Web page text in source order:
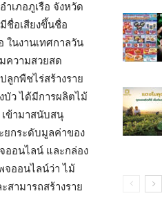
เภอภูเรือ จังหวัด
ชื่อเสียงขึ้นชื่อ
ในงานเทศกาลวัน
ความสวยสด
กพืชไร่สร้างราย
ว ได้มีการผลิตไม้
เข้ามาสนับสนุ
ยกระดับมูลค่าของ
ออนไลน์ และกล่อง
ออนไลน์ว่า ไม้
ามารถสร้างราย